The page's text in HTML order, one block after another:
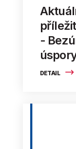
DETAIL
-